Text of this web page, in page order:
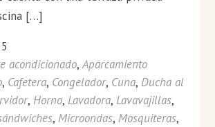
[…]
5
acondicionado,Aparcamiento
, Cafetera, Congelador, Cuna, Ducha al
, Horno, Lavadora, Lavavajillas,
, Microondas, Mosquiteras,